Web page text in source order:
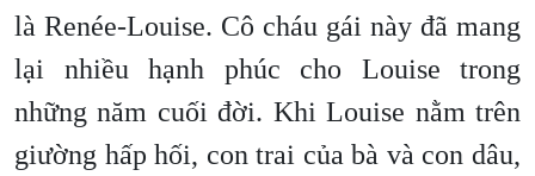
là Renée-Louise. Cô cháu gái này đã mang
lại nhiều hạnh phúc cho Louise trong
những năm cuối đời. Khi Louise nằm trên
giường hấp hối, con trai của bà và con dâu,